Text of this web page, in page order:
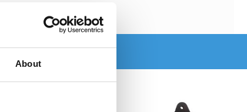
About